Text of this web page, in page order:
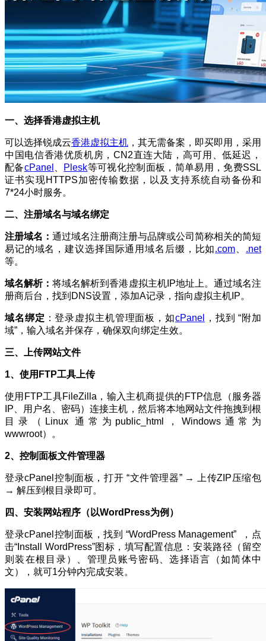
一、选择香港虚拟主机
可以选择锐成云香港虚拟主机 ，其无需备案，即买即用，采用
中国电信香港优质机房，CN2直连大陆，高可用、低延迟，
配备cPanel Plesk等可视化控制面板，简单易用，免费SSL
证书实现HTTPS加密传输数据，以及支持系统自动备份和
7*24小时服务。
二、注册域名与域名绑定
注册域名： 通过域名注册商注册与品牌或公司简称相关的简短
易记的域名，建议选择国际通用域名后缀，比如.com
.net
等。
域名解析：将域名解析到香港虚拟主机IP地址上 。通过域名注
册商后台，找到DNS设置，添加A记录，指向虚拟主机IP。
域名绑定 ：登录虚拟主机管理面板，如cPanel
，找到 “附加
域”，输入域名并保存，确保双向绑定生效。
三、上传网站文件
1、使用FTP工具上传
使用FTP工具FileZilla，输入主机商提供的FTP信息（服务器
IP、用户名、密码）连接主机，然后将本地网站文件拖拽到根
目录（Linux 通常为public_html，Windows通常为
wwwroot）。
2、控制面板文件管理器
登录cPanel控制面板，打开 “文件管理器” → 上传ZIP压缩包
→ 解压到根目录即可。
四、安装网站程序（以WordPress为例）
登录cPanel控制面板，找到 “WordPress Management” ，点
击“Install WordPress”图标，填写配置信息：安装路径（留空
则装在根目录）、管理员账号密码、选择语言（如简体中
文），就可1分钟内完成安装。